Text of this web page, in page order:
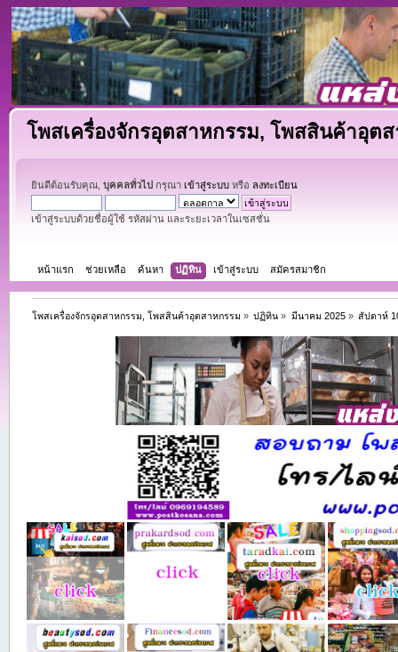
โพสเครื่องจักรอุตสาหกรรม, โพสสินค้าอุต
ยินดีต้อนรับคุณ, บุคคลทั่วไป กรุณา เข้าสู่ระบบหรือ ลงทะเบียน
เข้าสู่ระบบด้วยชื่อผู้ใช้ รหัสผ่าน และระยะเวลาในเซสชั่น
หน้าแรก ช่วยเหลือ ค้นหา ปฏิทิน เข้าสู่ระบบ สมัครสมาชิก
โพสเครื่องจักรอุตสาหกรรม, โพสสินค้าอุตสาหกรรม » ปฏิทิน » มีนาคม 2025» สัปดาห์